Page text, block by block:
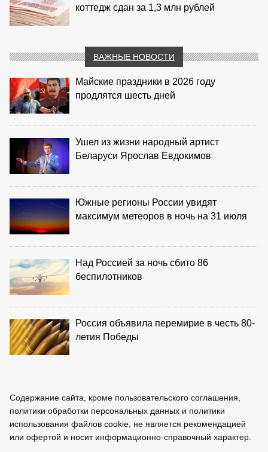
коттедж сдан за 1,3 млн рублей
ВАЖНЫЕ НОВОСТИ
Майские праздники в 2026 году
продлятся шесть дней
Ушел из жизни народный артист
Беларуси Ярослав Евдокимов
Южные регионы России увидят
максимум метеоров в ночь на 31 июля
Над Россией за ночь сбито 86
беспилотников
Россия объявила перемирие в честь 80-
летия Победы
Содержание сайта, кроме пользовательского соглашения,
политики обработки персональных данных и политики
использования файлов cookie, не является рекомендацией
или офертой и носит информационно-справочный характер.